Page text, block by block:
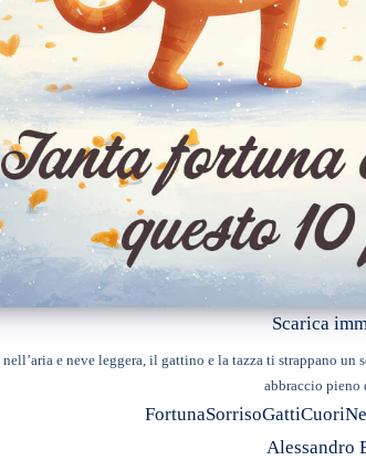
Scarica
e neve leggera, il gattino e la tazza ti strappano
abbraccio pieno
FortunaSorrisoGattiCuori
Alessandro